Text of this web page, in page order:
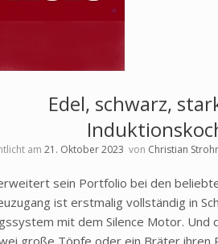
Edel, schwarz,
am 21. Oktober 2023 von Christian
sein Portfolio bei den
ist erstmalig vollständig in
mit dem Silence Motor. Und
große Töpfe oder ein Bräter ihren